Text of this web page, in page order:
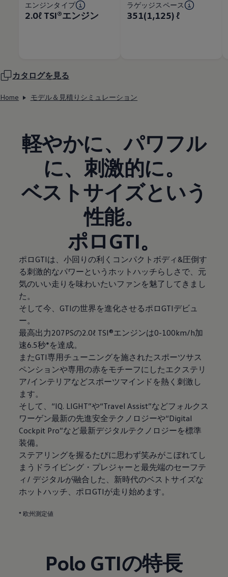
エンジンタイプ
2.0ℓ TSI®エンジン
ラゲッジスペース
351(1,125) ℓ
カタログを見る
Home モデル＆見積りシミュレーション
軽やかに、パワフル
に、刺激的に。
ベストサイズという
性能。
ポロGTI。
ポロGTIは、小回りの利くコンパクトボディ&圧倒す
る刺激的なパワーというホットハッチらしさで、元
気のいい走りを味わいたいファンを魅了してきまし
た。
そして今、GTIの世界を進化させるポロGTIデビュ
ー。
最高出力207PSの2.0ℓ TSI®エンジンは0-100km/h加
速6.5秒*を達成。
またGTI専用チューニングを施されたスポーツサス
ペンションや専用の赤をモチーフにしたエクステリ
ア/インテリアなどスポーツマインドを熱く刺激し
ます。
そして、“IQ. LIGHT”や“Travel Assist”などフォルクス
ワーゲン最新の先進安全テクノロジーや“Digital
Cockpit Pro”など最新デジタルテクノロジーを標準
装備。
ステアリングを握るたびに思わず笑みがこぼれてし
まうドライビング・プレジャーと最先端のセーフテ
ィ/ デジタルが融合した、新時代のベストサイズな
ホットハッチ、ポロGTIが走り始めます。
* 欧州測定値
Polo GTIの特長